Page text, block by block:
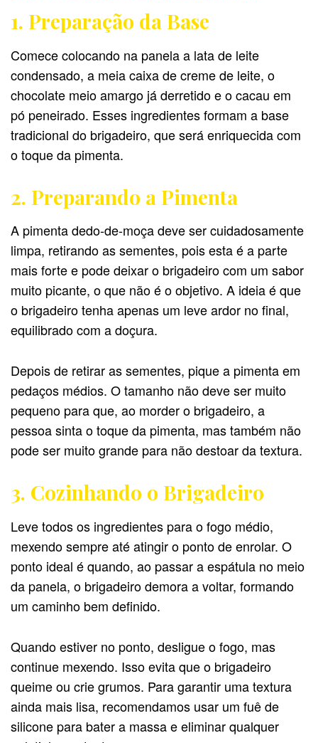
1. Preparação da Base
Comece colocando na panela a lata de leite
condensado, a meia caixa de creme de leite, o
chocolate meio amargo já derretido e o cacau em
pó peneirado. Esses ingredientes formam a base
tradicional do brigadeiro, que será enriquecida com
o toque da pimenta.
2. Preparando a Pimenta
A pimenta dedo-de-moça deve ser cuidadosamente
limpa, retirando as sementes, pois esta é a parte
mais forte e pode deixar o brigadeiro com um sabor
muito picante, o que não é o objetivo. A ideia é que
o brigadeiro tenha apenas um leve ardor no final,
equilibrado com a doçura.
Depois de retirar as sementes, pique a pimenta em
pedaços médios. O tamanho não deve ser muito
pequeno para que, ao morder o brigadeiro, a
pessoa sinta o toque da pimenta, mas também não
pode ser muito grande para não destoar da textura.
3. Cozinhando o Brigadeiro
Leve todos os ingredientes para o fogo médio,
mexendo sempre até atingir o ponto de enrolar. O
ponto ideal é quando, ao passar a espátula no meio
da panela, o brigadeiro demora a voltar, formando
um caminho bem definido.
Quando estiver no ponto, desligue o fogo, mas
continue mexendo. Isso evita que o brigadeiro
queime ou crie grumos. Para garantir uma textura
ainda mais lisa, recomendamos usar um fuê de
silicone para bater a massa e eliminar qualquer